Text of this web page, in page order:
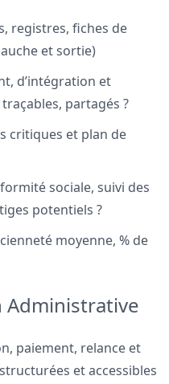
registres, fiches de
et sortie)
d’intégration et
partagés ?
critiques et plan de
sociale, suivi des
potentiels ?
moyenne, % de
Administrative
paiement, relance et
et accessibles